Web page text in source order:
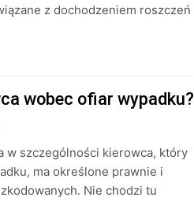
z dochodzeniem roszczeń
wobec ofiar wypadku?
w szczególności kierowca, który
ma określone prawnie i
Nie chodzi tu